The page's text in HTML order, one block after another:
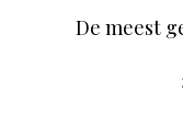
De meest